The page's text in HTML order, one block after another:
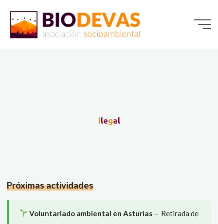
contenido
ilegal
Próximas actividades
Voluntariado ambiental en Asturias— Retirada de